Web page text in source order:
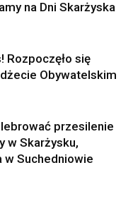
na Dni Skarżyska
Rozpoczęło się
Obywatelskim
przesilenie
w Skarżysku,
w Suchedniowie